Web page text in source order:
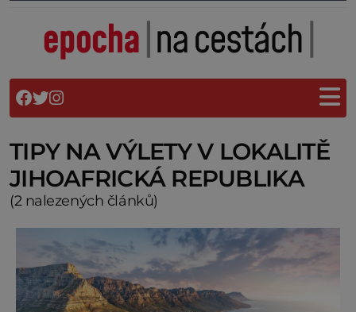
TIPY NA VÝLETY V LOKALITĚ
JIHOAFRICKÁ REPUBLIKA
(2 nalezených článků)